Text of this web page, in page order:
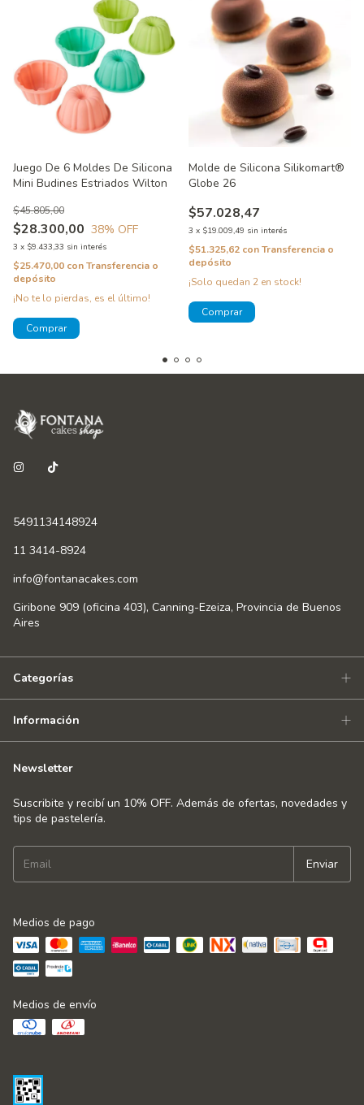
Juego De 6 Moldes De Silicona
Mini Budines Estriados Wilton
$28.300,00
$45.805,00
38% OFF
3 x $9.433,33 sin interés
$25.470,00 conTransferencia o
depósito
¡No te lo pierdas, es el último!
Molde de Silicona Silikomart®
Globe 26
$57.028,47
3 x $19.009,49 sin interés
$51.325,62 conTransferencia o
depósito
¡Solo quedan 2 en stock!
5491134148924
11 3414-8924
info@fontanacakes.com
Giribone 909 (oficina 403), Canning-Ezeiza, Provincia de Buenos
Aires
Categorías
Información
Newsletter
Suscribite y recibí un 10% OFF. Además de ofertas, novedades y
tips de pastelería.
Medios de pago
Medios de envío